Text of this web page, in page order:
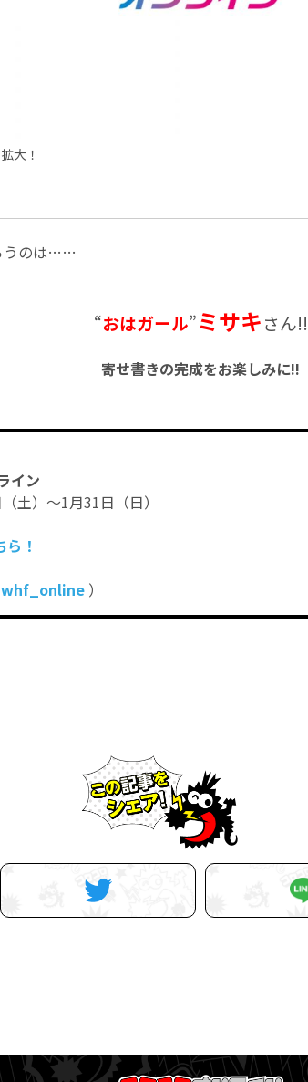
大！
うのは……
“おはガール”ミサキさん!!
寄せ書きの完成をお楽しみに!!
イン
土）～1月31日（日）
！
）